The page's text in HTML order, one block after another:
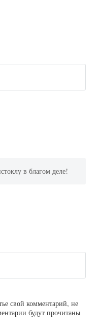
в благом деле!
свой комментарий, не
будут прочитаны